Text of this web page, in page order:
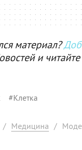
материал?
и
#Клетка
/ Медицина /